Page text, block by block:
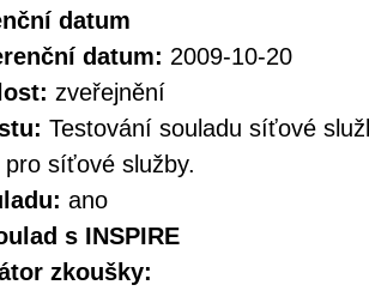
datum
datum: 2009-10-20
zveřejnění
Testování souladu síťové
pro síťové služby.
ano
s INSPIRE
zkoušky: